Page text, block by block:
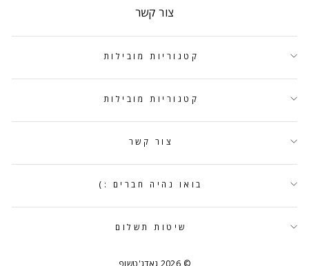
צור קשר
קטגוריות מובילות
קטגוריות מובילות
צור קשר
בואו נהיה חברים :)
שיטות תשלום
© 2026 גאדג'טשופ